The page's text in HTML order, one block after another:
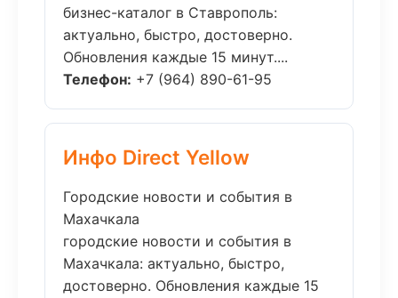
бизнес-каталог в Ставрополь:
актуально, быстро, достоверно.
Обновления каждые 15 минут....
Телефон: +7 (964) 890-61-95
Инфо Direct Yellow
Городские новости и события в
Махачкала
городские новости и события в
Махачкала: актуально, быстро,
достоверно. Обновления каждые 15